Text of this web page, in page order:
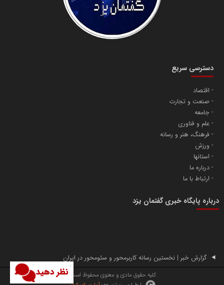
نظر دهید
دانشگاه سئوی ایران
پایگاه اطلاع رسانی اعتلای نهادهای مردمی
آهن و فولاد غدیر ایرانیان
تامین آهن اسفنجی تولیدکنندگان فولاد در کشور
تریبون
انتشار گسترده محتوا در رسانه گزارش خبر
مریم حاج نوروز نظری
مسعودصادقی
دسترسی سریع
اقتصاد
صنعت و تجارت
جامعه
علم و فناوری
فرهنگ، هنر و رسانه
ورزش
استانها
درباره ما
ارتباط با ما
درباره پایگاه خبری گفتمان یزد
گزارش خبر | نخستین رسانه کاربرمحور و سئومحور در ایران
کلیه حقوق مادی و معنوی محفوظ است.